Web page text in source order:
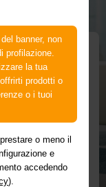
banner, non
profilazione.
la tua
prodotti o
o i tuoi
o meno il
e
accedendo
).
le diverse Asset
la soluzione più